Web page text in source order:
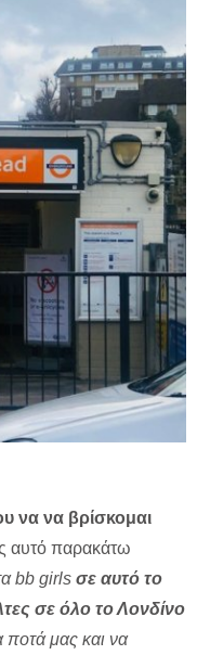
να να βρίσκομαι
αυτό παρακάτω
bb girls σε αυτό το
σε όλο το Λονδίνο
ποτά μας και να